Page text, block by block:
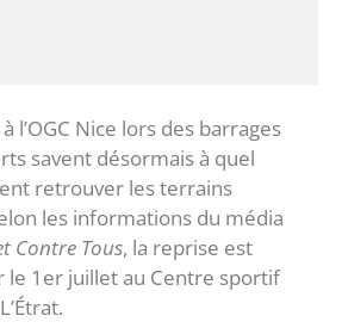
l’OGC Nice lors des barrages
savent désormais à quel
retrouver les terrains
les informations du média
Contre Tous, la reprise est
1er juillet au Centre sportif